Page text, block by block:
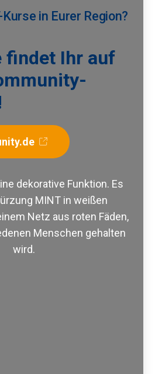
in Eurer Region?
findet Ihr auf